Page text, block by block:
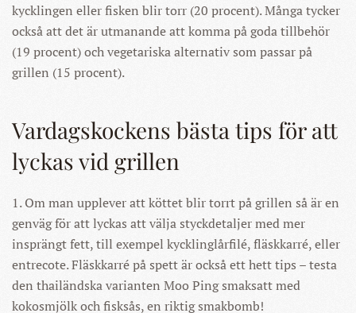
kycklingen eller fisken blir torr (20 procent). Många tycker
också att det är utmanande att komma på goda tillbehör
(19 procent) och vegetariska alternativ som passar på
grillen (15 procent).
Vardagskockens bästa tips för att
lyckas vid grillen
1. Om man upplever att köttet blir torrt på grillen så är en
genväg för att lyckas att välja styckdetaljer med mer
insprängt fett, till exempel kycklinglårfilé, fläskkarré, eller
entrecote. Fläskkarré på spett är också ett hett tips – testa
den thailändska varianten Moo Ping smaksatt med
kokosmjölk och fisksås, en riktig smakbomb!